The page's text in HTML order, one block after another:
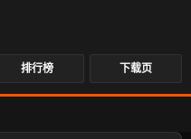
排行榜 下载页